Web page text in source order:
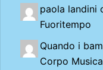
paola landini
Fuoritempo
Quando i
Corpo